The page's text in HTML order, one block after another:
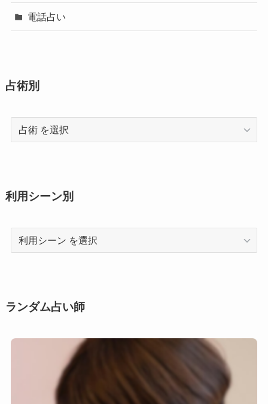
電話占い
占術別
術
利用シーン別
利
用
ン
ランダム占い師